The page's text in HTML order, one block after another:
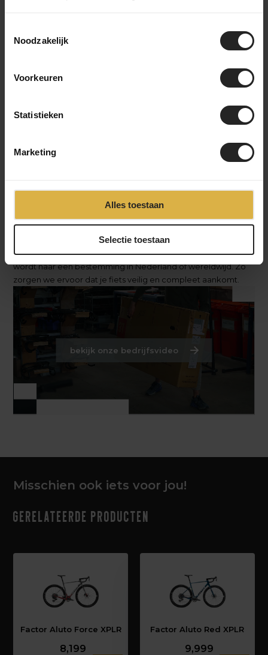
Noodzakelijk
Voorkeuren
Statistieken
Marketing
Alles toestaan
Selectie toestaan
‹ ›
afmontage, zodat je precies weet wanneer je
onderdelen en bereidt ze voor op de werkplaats. In de
getest. Daarna gaat de fiets naar het inpakstation in het
magazijn, waar hij zorgvuldig wordt ingepakt. Accessoires
worden toegevoegd aan de doos, waarna de fiets verzonden
wordt naar een bestemming in Nederland of wereldwijd. Zo
zorgen we ervoor dat je fiets veilig en compleet aankomt.
bekijk onze bedrijfsvideo
Misschien ook iets voor jou!
Gerelateerde producten
Factor Aluto Force XPLR
8,199
Factor Aluto Red XPLR
9,999